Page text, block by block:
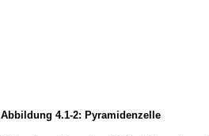
Abbildung 4.1-2: Pyramidenzelle